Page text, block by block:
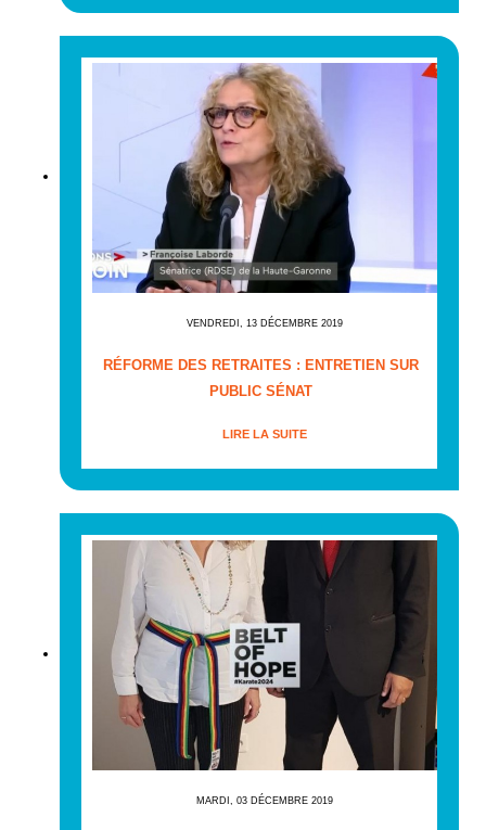
VENDREDI, 13 DÉCEMBRE 2019
RÉFORME DES RETRAITES : ENTRETIEN SUR
PUBLIC SÉNAT
LIRE LA SUITE
MARDI, 03 DÉCEMBRE 2019